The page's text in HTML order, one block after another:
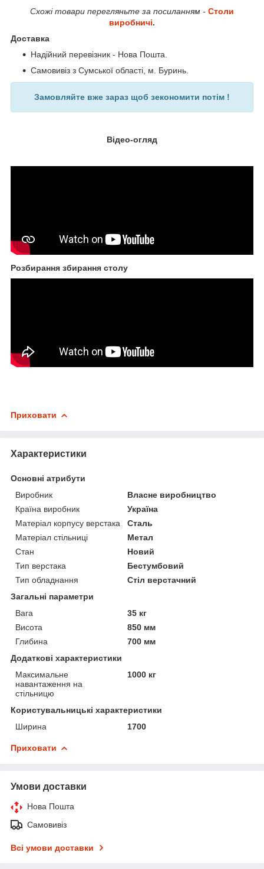
Схожі товари перегляньте за посиланням - Столи
виробничі.
Доставка
Надійний перевізник - Нова Пошта.
Самовивіз з Сумської області, м. Буринь.
Замовляйте вже зараз щоб зекономити потім !
Відео-огляд
Розбирання збирання столу
Приховати
Характеристики
Основні атрибути
Виробник
Власне виробництво
Країна виробник
Україна
Матеріал корпусу верстака
Сталь
Матеріал стільниці
Метал
Стан
Новий
Тип верстака
Бестумбовий
Тип обладнання
Стіл верстачний
Загальні параметри
Вага
35 кг
Висота
850 мм
Глибина
700 мм
Додаткові характеристики
Максимальне
навантаження на
стільницю
1000 кг
Користувальницькі характеристики
Ширина
1700
Приховати
Умови доставки
Нова Пошта
Самовивіз
Всі умови доставки